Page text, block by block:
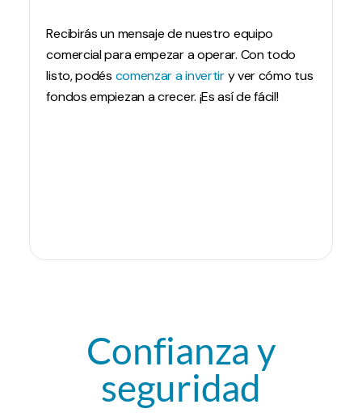
Recibirás un mensaje de nuestro equipo
comercial para empezar a operar. Con todo
listo, podés comenzar a invertiry ver cómo tus
fondos empiezan a crecer. ¡Es así de fácil!
Confianza y
seguridad